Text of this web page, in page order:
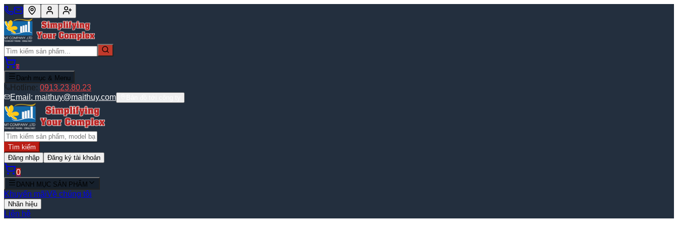
0
Danh mục & Menu
Hotline: 0913.23.80.23
Email: maithuy@maithuy.com
Tìm kiếm
Đăng nhập
Đăng ký tài khoản
0
DANH MỤC SẢN PHẨM
Khuyến mãiVề chúng tôi
Nhãn hiệu
Liên hệ